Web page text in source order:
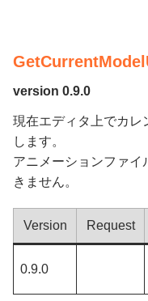
version 0.9.0
現在エディタ上でカレ
します。
アニメーションファ
きません。
Version Request
0.9.0